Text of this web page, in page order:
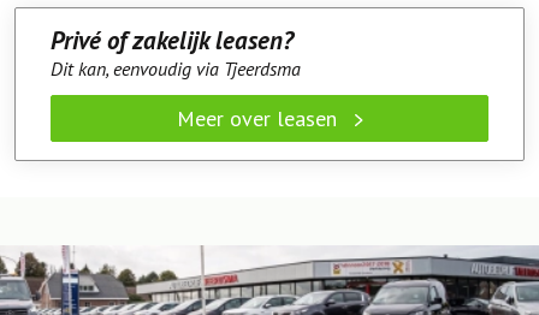
Privé of zakelijk leasen?
Dit kan, eenvoudig via Tjeerdsma
Meer over leasen